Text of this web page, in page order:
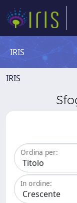
IRIS
IRIS
Ordina per:
In ordine: